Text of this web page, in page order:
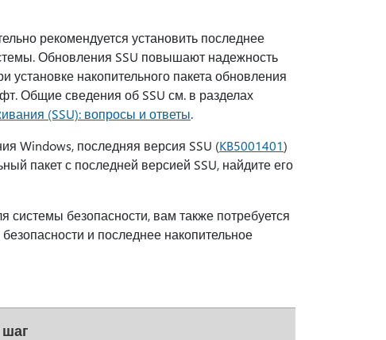
рекомендуется установить последнее
Обновления SSU повышают надежность
накопительного пакета обновления
Общие сведения об SSU см. в разделах
(SSU): вопросы и ответы.
Windows, последняя версия SSU (KB5001401)
пакет с последней версией SSU, найдите его
системы безопасности, вам также потребуется
и последнее накопительное